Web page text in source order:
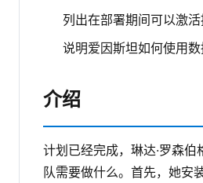
列出在部署期间可以激活
说明爱因斯坦如何使用数
介绍
计划已经完成，琳达·罗森伯
队需要做什么。首先，她安